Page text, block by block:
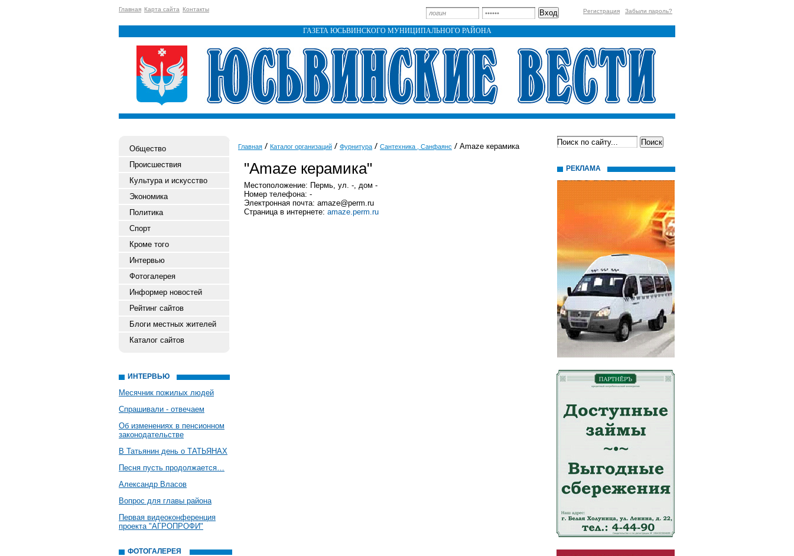
Главная Карта сайта Контакты Регистрация Забыли пароль?
ГАЗЕТА ЮСЬВИНСКОГО МУНИЦИПАЛЬНОГО РАЙОНА
Общество
Происшествия
Культура и искусство
Экономика
Политика
Спорт
Кроме того
Интервью
Фотогалерея
Информер новостей
Рейтинг сайтов
Блоги местных жителей
Каталог сайтов
ИНТЕРВЬЮ
Месячник пожилых людей
Спрашивали - отвечаем
Об изменениях в пенсионном
законодательстве
В Татьянин день о ТАТЬЯНАХ
Песня пусть продолжается…
Александр Власов
Вопрос для главы района
Первая видеоконференция
проекта "АГРОПРОФИ"
ФОТОГАЛЕРЕЯ
Главная Каталог организаций Фурнитура Сантехника , Санфаянс Amaze керамика
"Amaze керамика"
Местоположение: Пермь, ул. -, дом -
Номер телефона: -
Электронная почта: amaze@perm.ru
Страница в интернете: amaze.perm.ru
РЕКЛАМА